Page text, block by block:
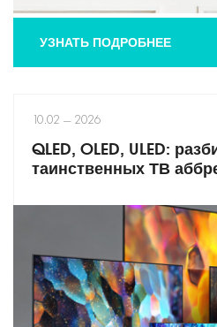
УЗНАТЬ ПОДРОБНЕЕ
10.02 — 2026
QLED, OLED, ULED:
таинственных ТВ